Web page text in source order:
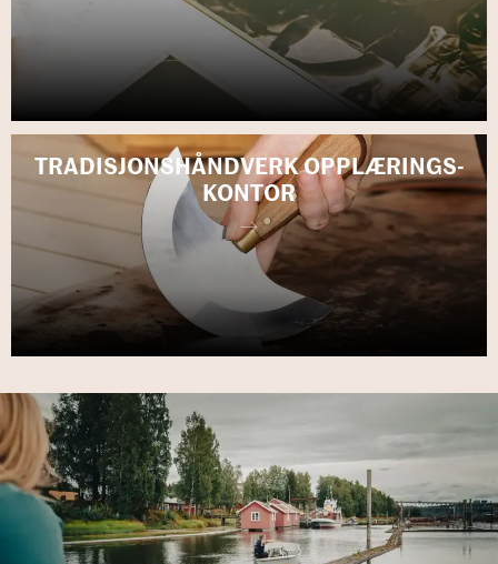
TRA­DI­SJONS­HÅND­VERK OPP­LÆ­RINGS­
KON­TOR